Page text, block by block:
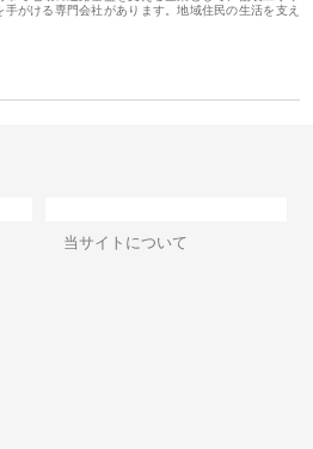
手がける専門会社があります。地域住民の生活を支え
当サイトについて